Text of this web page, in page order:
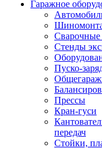
Гаражное
Сварочные
Стенды
Пуско-
Прессы
Кран-гуси
передач
Стойки,